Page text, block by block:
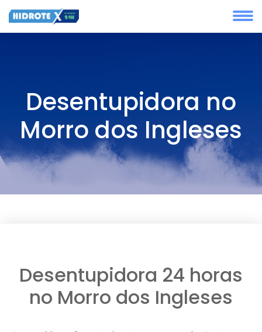
Desentupidora no
Morro dos Ingleses
Desentupidora 24 horas
no Morro dos Ingleses